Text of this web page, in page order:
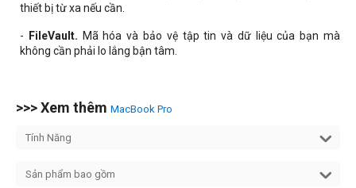
thiết bị từ xa nếu cần.
- FileVault. Mã hóa và bảo vệ tập tin và dữ liệu của bạn mà
không cần phải lo lắng bận tâm.
>>> Xem thêm MacBook Pro
Tính Năng
Sản phẩm bao gồm